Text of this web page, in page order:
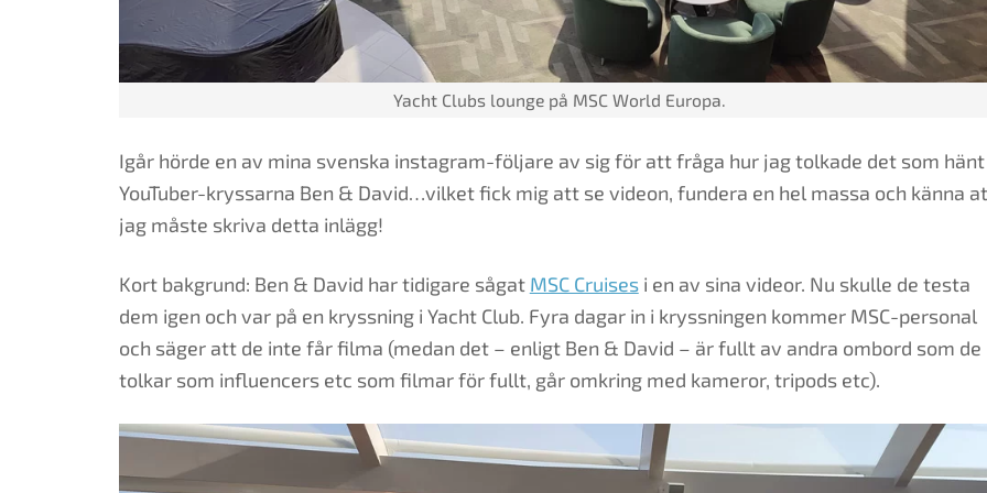
Yacht Clubs lounge på MSC World Europa.
Igår hörde en av mina svenska instagram-följare av sig för att fråga hur jag tolkade det som hänt
YouTuber-kryssarna Ben & David…vilket fick mig att se videon, fundera en hel massa och känna
jag måste skriva detta inlägg!
Kort bakgrund: Ben & David har tidigare sågat MSC Cruisesi en av sina videor. Nu skulle de testa
dem igen och var på en kryssning i Yacht Club. Fyra dagar in i kryssningen kommer MSC-personal
och säger att de inte får filma (medan det – enligt Ben & David – är fullt av andra ombord som de
tolkar som influencers etc som filmar för fullt, går omkring med kameror, tripods etc).